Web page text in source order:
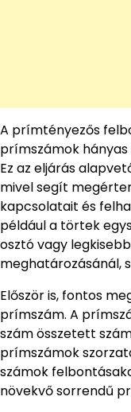
A prímtényezős
prímszámok
Ez az eljárás
mivel segít
kapcsolatait és
például a törtek
osztó vagy
meghatározásánál,
Először is, fontos
prímszám. A
szám összetett
prímszámok
számok
növekvő sorrendű